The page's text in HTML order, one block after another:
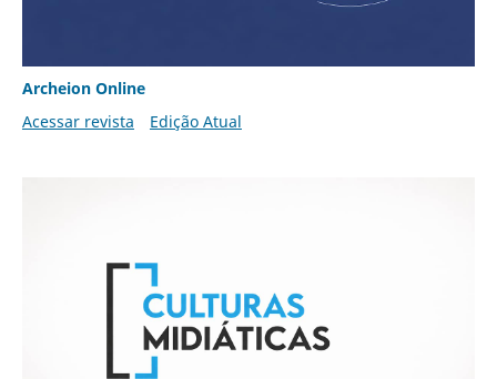
Archeion Online
Acessar revista
Edição Atual